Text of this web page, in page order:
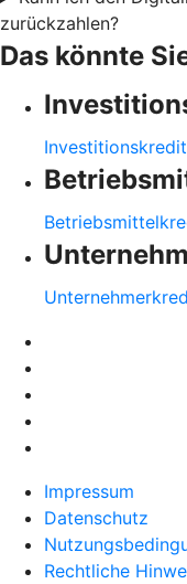
zurückzahlen?
Das könnte
Investitionskredit
Impressum
Datenschutz
Rechtliche